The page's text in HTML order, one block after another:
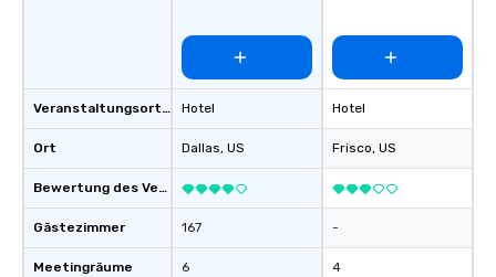
Veranstaltungsortstyp
Ort
Bewertung des Veranstaltungsortes
Gästezimmer
Meetingräume
Hotel
Dallas, US
167
6
Hotel
Frisco, US
-
4